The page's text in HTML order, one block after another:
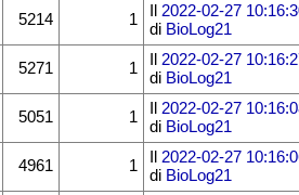
5214 1
2022-02-27
di BioLog21
5271 1
2022-02-27
di BioLog21
5051 1
2022-02-27
di BioLog21
4961 1
2022-02-27
di BioLog21